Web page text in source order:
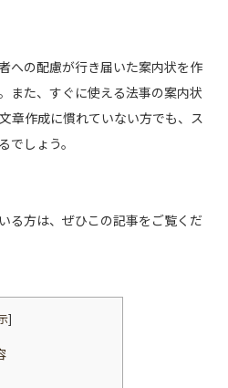
への配慮が行き届いた案内状を作
また、すぐに使える法事の案内状
章作成に慣れていない方でも、ス
でしょう。
る方は、ぜひこの記事をご覧くだ
]